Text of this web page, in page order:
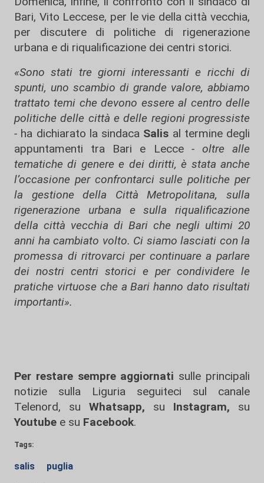
Bari, Vito Leccese, per le vie della città vecchia,
per discutere di politiche di rigenerazione
urbana e di riqualificazione dei centri storici.
«Sono stati tre giorni interessanti e ricchi di
spunti, uno scambio di grande valore, abbiamo
trattato temi che devono essere al centro delle
politiche delle città e delle regioni progressiste
- ha dichiarato la sindaca Salis al termine degli
appuntamenti tra Bari e Lecce - oltre alle
tematiche di genere e dei diritti, è stata anche
l’occasione per confrontarci sulle politiche per
la gestione della Città Metropolitana, sulla
rigenerazione urbana e sulla riqualificazione
della città vecchia di Bari che negli ultimi 20
anni ha cambiato volto. Ci siamo lasciati con la
promessa di ritrovarci per continuare a parlare
dei nostri centri storici e per condividere le
pratiche virtuose che a Bari hanno dato risultati
importanti».
Per restare sempre aggiornati sulle principali
notizie sulla Liguria seguiteci sul canale
Telenord, su
Whatsapp, su Instagram, su
Youtube e su Facebook.
Tags:
salis puglia